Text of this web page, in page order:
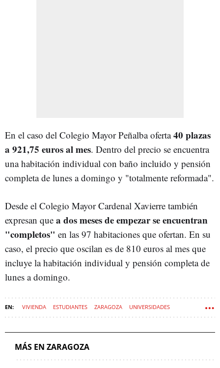
En el caso del Colegio Mayor Peñalba oferta40 plazas
a 921,75 euros al mes. Dentro del precio se encuentra
una habitación individual con baño incluido y pensión
completa de lunes a domingo y "totalmente reformada".
Desde el Colegio Mayor Cardenal Xavierre también
expresan que a dos meses de empezar se encuentran
"completos" en las 97 habitaciones que ofertan. En su
caso, el precio que oscilan es de 810 euros al mes que
incluye la habitación individual y pensión completa de
lunes a domingo.
VIVIENDA ESTUDIANTES ZARAGOZA UNIVERSIDADES
MÁS EN ZARAGOZA